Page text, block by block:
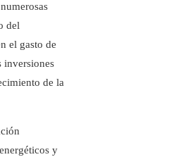
del
el gasto de
inversiones
de la
y